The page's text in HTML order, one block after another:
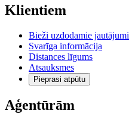
Klientiem
Bieži uzdodamie jautājumi
Svarīga informācija
Distances līgums
Atsauksmes
Pieprasi atpūtu
Aģentūrām